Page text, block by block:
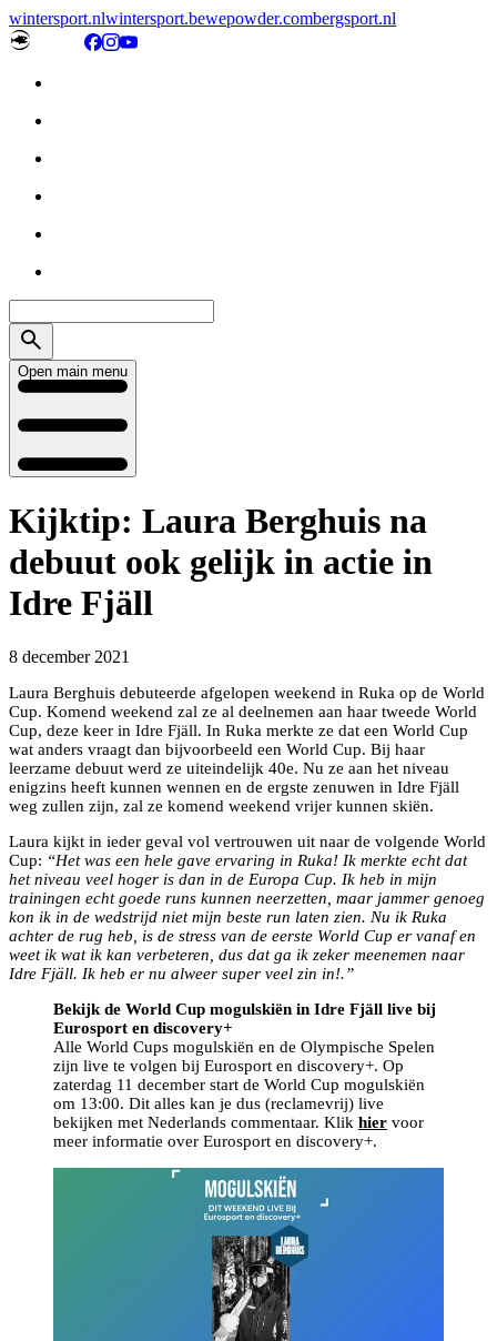
wintersport.nlwintersport.bewepowder.combergsport.nl
Open main menu
Kijktip: Laura Berghuis na
debuut ook gelijk in actie in
Idre Fjäll
8 december 2021
Laura Berghuis debuteerde afgelopen weekend in Ruka op de World
Cup. Komend weekend zal ze al deelnemen aan haar tweede World
Cup, deze keer in Idre Fjäll. In Ruka merkte ze dat een World Cup
wat anders vraagt dan bijvoorbeeld een World Cup. Bij haar
leerzame debuut werd ze uiteindelijk 40e. Nu ze aan het niveau
enigzins heeft kunnen wennen en de ergste zenuwen in Idre Fjäll
weg zullen zijn, zal ze komend weekend vrijer kunnen skiën.
Laura kijkt in ieder geval vol vertrouwen uit naar de volgende World
Cup: “Het was een hele gave ervaring in Ruka! Ik merkte echt dat
het niveau veel hoger is dan in de Europa Cup. Ik heb in mijn
trainingen echt goede runs kunnen neerzetten, maar jammer genoeg
kon ik in de wedstrijd niet mijn beste run laten zien. Nu ik Ruka
achter de rug heb, is de stress van de eerste World Cup er vanaf en
weet ik wat ik kan verbeteren, dus dat ga ik zeker meenemen naar
Idre Fjäll. Ik heb er nu alweer super veel zin in!.”
Bekijk de World Cup mogulskiën in Idre Fjäll live bij
Eurosport en discovery+
Alle World Cups mogulskiën en de Olympische Spelen
zijn live te volgen bij Eurosport en discovery+. Op
zaterdag 11 december start de World Cup mogulskiën
om 13:00. Dit alles kan je dus (reclamevrij) live
bekijken met Nederlands commentaar. Klik hier voor
meer informatie over Eurosport en discovery+.